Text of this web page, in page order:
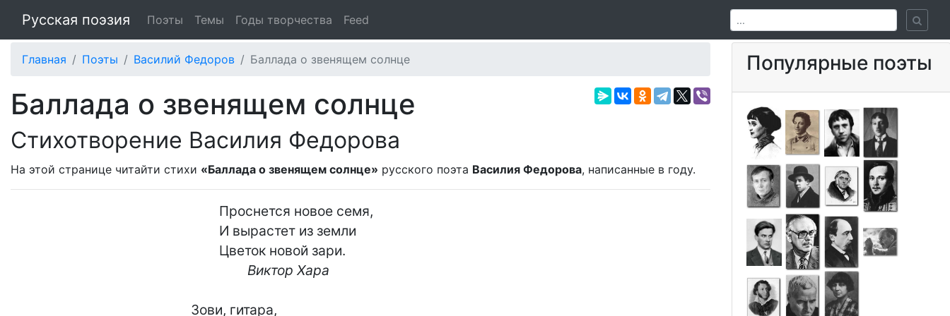
Русская поэзия Поэты Темы Годы творчества Feed
Главная Поэты Василий Федоров Баллада о звенящем солнце
Баллада о звенящем солнце
Стихотворение Василия Федорова
На этой странице читайти стихи «Баллада о звенящем солнце» русского поэта Василия Федорова, написанные в году.
Виктор Хара
Зови, гитара,
Популярные поэты